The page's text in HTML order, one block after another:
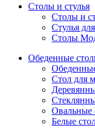
Столы и стулья
Столы и
Стулья
Столы
Обеденные
Стол для
Овальные
Белые